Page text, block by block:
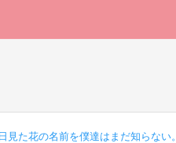
見た花の名前を僕達はまだ知らない。